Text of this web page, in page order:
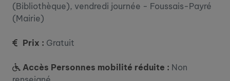
(Bibliothèque), vendredi journée - Foussais-Payré
(Mairie)
Prix : Gratuit
Accès Personnes mobilité réduite : Non